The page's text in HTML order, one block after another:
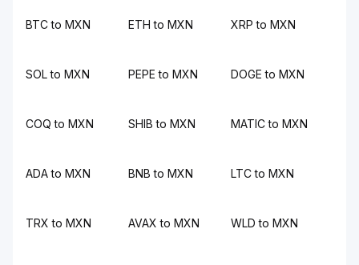
BTC to MXN ETH to MXN XRP to MXN
SOL to MXN PEPE to MXN DOGE to MXN
COQ to MXN SHIB to MXN MATIC to MXN
ADA to MXN BNB to MXN LTC to MXN
TRX to MXN AVAX to MXN WLD to MXN